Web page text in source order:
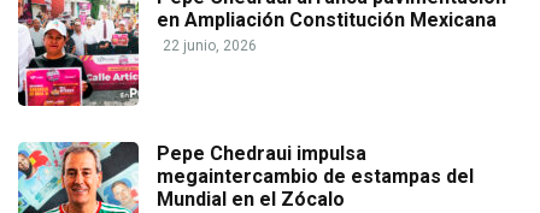
en Ampliación Constitución Mexicana
22 junio, 2026
Pepe Chedraui impulsa
megaintercambio de estampas del
Mundial en el Zócalo